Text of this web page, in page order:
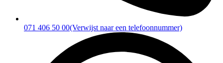
071 406 50 00(Verwijst naar een telefoonnummer)